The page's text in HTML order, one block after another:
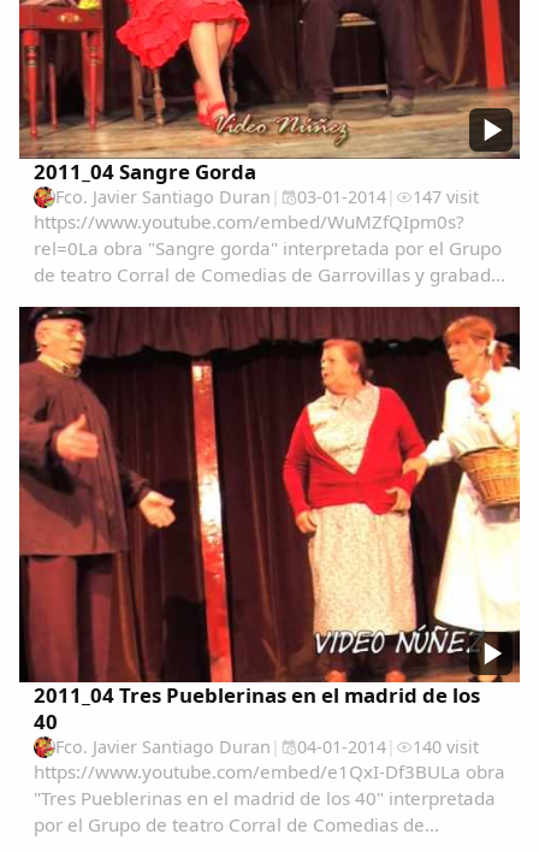
2011_04 Sangre Gorda
Fco. Javier Santiago Duran | 03-01-2014| 147 visit
https://www.youtube.com/embed/WuMZfQIpm0s?
rel=0La obra "Sangre gorda" interpretada por el Grupo
de teatro Corral de Comedias de Garrovillas y grabado
por Mariano Nuñez.en su XX aniversario.
Actuan:Ascension SantiagoJose Mª Gomez ...
2011_04 Tres Pueblerinas en el madrid de los
40
Fco. Javier Santiago Duran | 04-01-2014| 140 visit
https://www.youtube.com/embed/e1QxI-Df3BULa obra
"Tres Pueblerinas en el madrid de los 40" interpretada
por el Grupo de teatro Corral de Comedias de
Comparte